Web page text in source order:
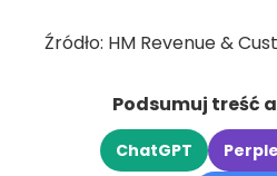
Źródło: HM Revenue &
Podsumuj treść
ChatGPT